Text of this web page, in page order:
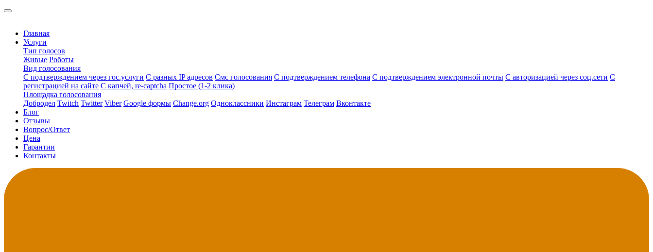
Главная
Услуги
Тип голосов
Живые Роботы
Вид голосования
С подтверждением через гос.услуги С разных IP адресов Смс голосования С подтверждением телефона С подтверждением электронной почты С авторизацией через соц.сети С
регистрацией на сайте С капчей, re-captcha Простое (1-2 клика)
Площадка голосования
Добродел Twitch Twitter Viber Google формы Change.org Одноклассники Инстаграм Телеграм Вконтакте
Блог
Отзывы
Вопрос/Ответ
Цена
Гарантии
Контакты